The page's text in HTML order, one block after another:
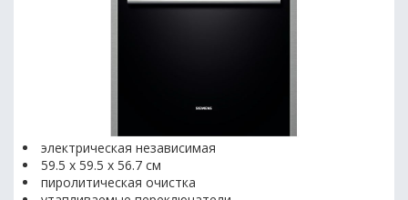
электрическая независимая
59.5 х 59.5 x 56.7 см
пиролитическая очистка